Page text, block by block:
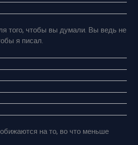
того, чтобы вы думали. Вы ведь не
я писал.
на то, во что меньше